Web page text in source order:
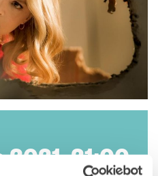
FRANÇAIS
la classe
2021, 21:00